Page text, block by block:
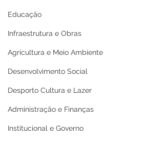
Educação
Infraestrutura e Obras
Agricultura e Meio Ambiente
Desenvolvimento Social
Desporto Cultura e Lazer
Administração e Finanças
Institucional e Governo